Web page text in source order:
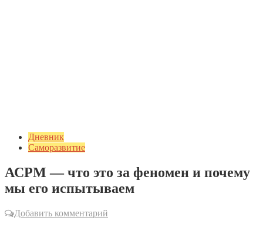
Дневник
Саморазвитие
АСРМ — что это за феномен и почему
мы его испытываем
Добавить комментарий